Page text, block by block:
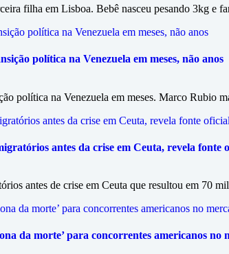
filha em Lisboa. Bebê nasceu pesando 3kg e
política na Venezuela em meses, não anos
política na Venezuela em meses. Marco Rubio
antes da crise em Ceuta, revela fonte
antes de crise em Ceuta que resultou em 70
da morte’ para concorrentes americanos no